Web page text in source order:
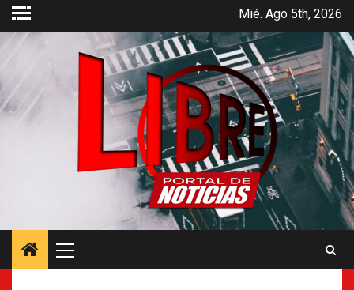
Saltar
contenido
Mié. Ago 5th, 2026
principal